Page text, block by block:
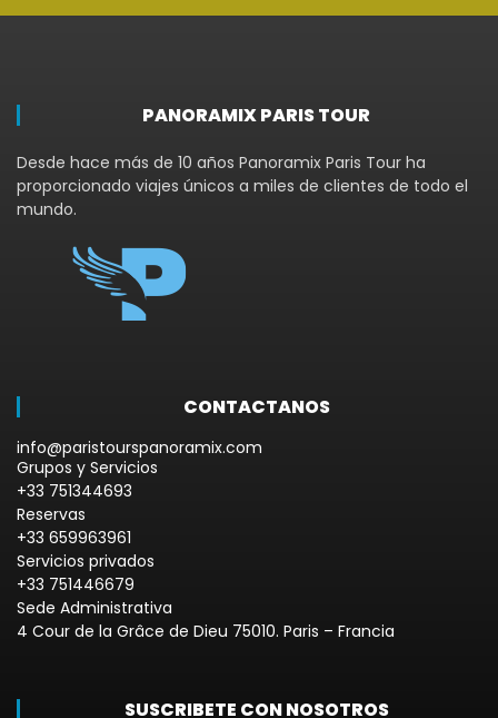
PANORAMIX PARIS TOUR
Desde hace más de 10 años Panoramix Paris Tour ha
proporcionado viajes únicos a miles de clientes de todo el
mundo.
CONTACTANOS
info@paristourspanoramix.com
Grupos y Servicios
+33 751344693
Reservas
+33 659963961
Servicios privados
+33 751446679
Sede Administrativa
4 Cour de la Grâce de Dieu 75010. Paris – Francia
SUSCRIBETE CON NOSOTROS